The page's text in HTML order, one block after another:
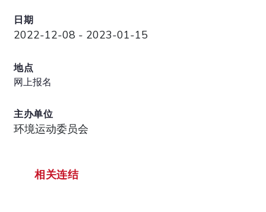
日期
2022-12-08 - 2023-01-15
地点
网上报名
主办单位
环境运动委员会
相关连结